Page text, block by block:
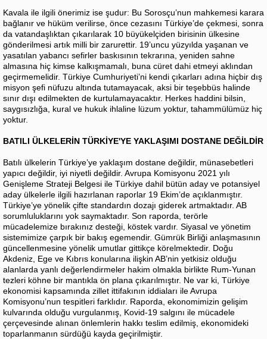
Kavala ile ilgili önerimiz ise şudur: Bu Sorosçu’nun mahkemesi karara
bağlanır ve hüküm verilirse, önce cezasını Türkiye’de çekmesi, sonra
da vatandaşlıktan çıkarılarak 10 büyükelçiden birisinin ülkesine
gönderilmesi artık milli bir zarurettir. 19’uncu yüzyılda yaşanan ve
yasatılan yabancı sefirler baskısının tekrarına, yeniden sahne
almasına hiç kimse kalkışmamalı, buna cüret dahi etmeyi aklından
geçirmemelidir. Türkiye Cumhuriyeti’ni kendi çıkarları adına hiçbir dış
misyon şefi nüfuzu altında tutamayacak, aksi bir teşebbüs halinde
sınır dışı edilmekten de kurtulamayacaktır. Herkes haddini bilsin,
saygısızlığa, kural ve hukuk ihlaline lüzum yoktur, tahammülümüz hiç
yoktur.
BATILI ÜLKELERİN TÜRKİYE'YE YAKLAŞIMI DOSTANE DEĞİLDİR
Batılı ülkelerin Türkiye’ye yaklaşım dostane değildir, münasebetleri
yapıcı değildir, iyi niyetli değildir. Avrupa Komisyonu 2021 yılı
Genişleme Strateji Belgesi ile Türkiye dahil bütün aday ve potansiyel
aday ülkelerle ilgili hazırlanan raporlar 19 Ekim’de açıklanmıştır.
Türkiye’ye yönelik çifte standardın dozajı giderek artmaktadır. AB
sorumluluklarını yok saymaktadır. Son raporda, terörle
mücadelemize bırakınız desteği, köstek vardır. Siyasal ve yönetim
sistemimize çarpık bir bakış egemendir. Gümrük Birliği anlaşmasının
güncellenmesine yönelik umutlar gittikçe körelmektedir. Doğu
Akdeniz, Ege ve Kıbrıs konularına ilişkin AB’nin yetkisiz olduğu
alanlarda yanlı değerlendirmeler hakim olmakla birlikte Rum-Yunan
tezleri köhne bir mantıkla ön plana çıkarılmıştır. Ne var ki, Türkiye
ekonomisi kapsamında zillet ittifakının iddiaları ile Avrupa
Komisyonu’nun tespitleri farklıdır. Raporda, ekonomimizin gelişim
kulvarında olduğu vurgulanmış, Kovid-19 salgını ile mücadele
çerçevesinde alınan önlemlerin hakkı teslim edilmiş, ekonomideki
toparlanmanın sürdüğü kayda geçirilmiştir.